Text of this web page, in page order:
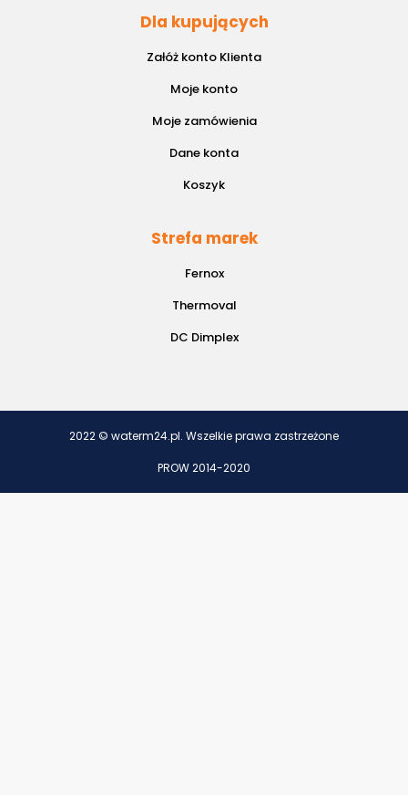
Dla kupujących
Załóż konto Klienta
Moje konto
Moje zamówienia
Dane konta
Koszyk
Strefa marek
Fernox
Thermoval
DC Dimplex
2022 © waterm24.pl. Wszelkie prawa zastrzeżone
PROW 2014-2020